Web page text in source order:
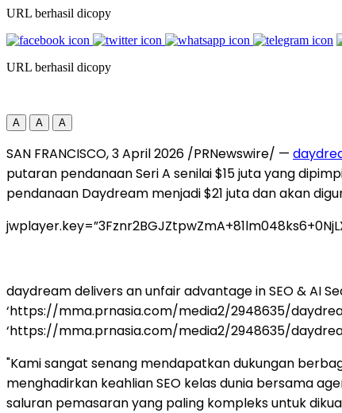
URL berhasil dicopy
URL berhasil dicopy
A A A
SAN FRANCISCO,3 April 2026 /PRNewswire/ —
putaran pendanaan Seri A senilai $15 juta yang
pendanaan Daydream menjadi $21 juta dan akan
daydream delivers an unfair advantage in SEO & AI
‘https://mma.prnasia.com/media2/2948635/
‘https://mma.prnasia.com/media2/2948635/
"Kami sangat senang mendapatkan dukungan
menghadirkan keahlian SEO kelas dunia bersama
saluran pemasaran yang paling kompleks untuk